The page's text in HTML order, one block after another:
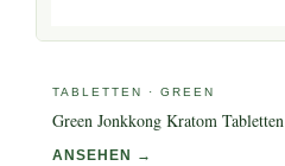
TABLETTEN · GREEN
Green Jonkkong Kratom Tabletten
ANSEHEN →